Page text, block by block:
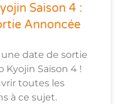
Saison 4 :
Annoncée
date de sortie
Kyojin Saison 4 !
toutes les
à ce sujet.